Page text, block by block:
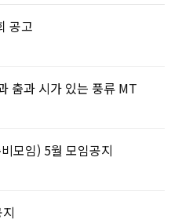
공고
춤과 시가 있는 풍류 MT
모임) 5월 모임공지